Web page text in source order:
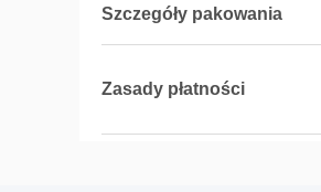
Szczegóły pakowania
Zasady płatności